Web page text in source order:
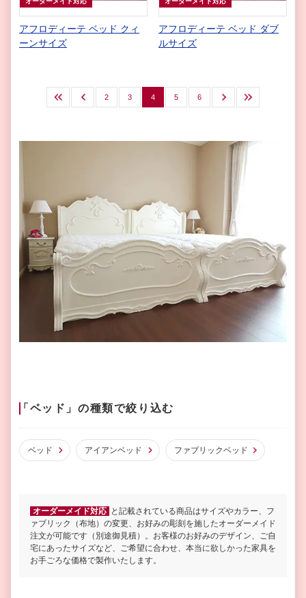
アフロディーテ ベッド クィ
ーンサイズ
アフロディーテ ベッド ダブ
ルサイズ
最初 前へ 2 3 4 5 6 次へ 最後
「ベッド」の種類で絞り込む
ベッド アイアンベッド ファブリックベッド
オーダーメイド対応 と記載されている商品はサイズやカラー、フ
ァブリック（布地）の変更、お好みの彫刻を施したオーダーメイド
注文が可能です（別途御見積）。お客様のお好みのデザイン、ご自
宅にあったサイズなど、ご希望に合わせ、本当に欲しかった家具を
お手ごろな価格で製作いたします。